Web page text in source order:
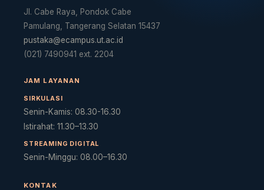
Jl. Cabe Raya, Pondok Cabe
Pamulang, Tangerang Selatan 15437
pustaka@ecampus.ut.ac.id
(021) 7490941 ext. 2204
JAM LAYANAN
SIRKULASI
Senin-Kamis: 08.30-16.30
Istirahat: 11.30–13.30
STREAMING DIGITAL
Senin-Minggu: 08.00–16.30
KONTAK
Cara akses e-resources